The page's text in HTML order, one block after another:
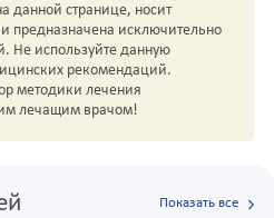
данной странице, носит
предназначена исключительно
Не используйте данную
рекомендаций.
методики лечения
лечащим врачом!
Показать все